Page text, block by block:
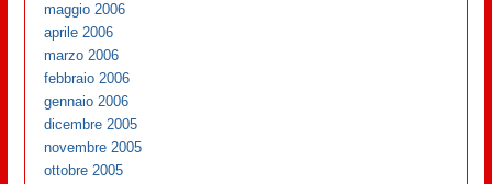
maggio 2006
aprile 2006
marzo 2006
febbraio 2006
gennaio 2006
dicembre 2005
novembre 2005
ottobre 2005